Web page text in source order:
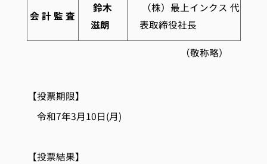
会 計 監 査
鈴木
滋朗
（株）最上インクス 代
表取締役社長
（敬称略）
【投票期限】
令和7年3月10日(月)
【投票結果】